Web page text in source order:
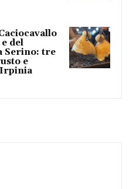
del
Serino: tre
e